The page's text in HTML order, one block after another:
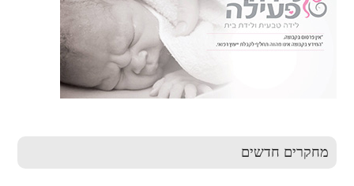
מחקר
רפואי
בקליבלנד
מחקרים חדשים